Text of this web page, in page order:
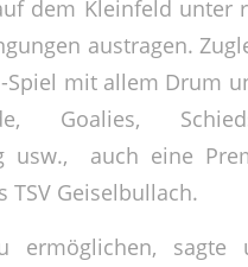
dem Kleinfeld unter
austragen.
Spiel mit allem Drum
Goalies,
usw., auch eine
TSV Geiselbullach.
ermöglichen, sagte